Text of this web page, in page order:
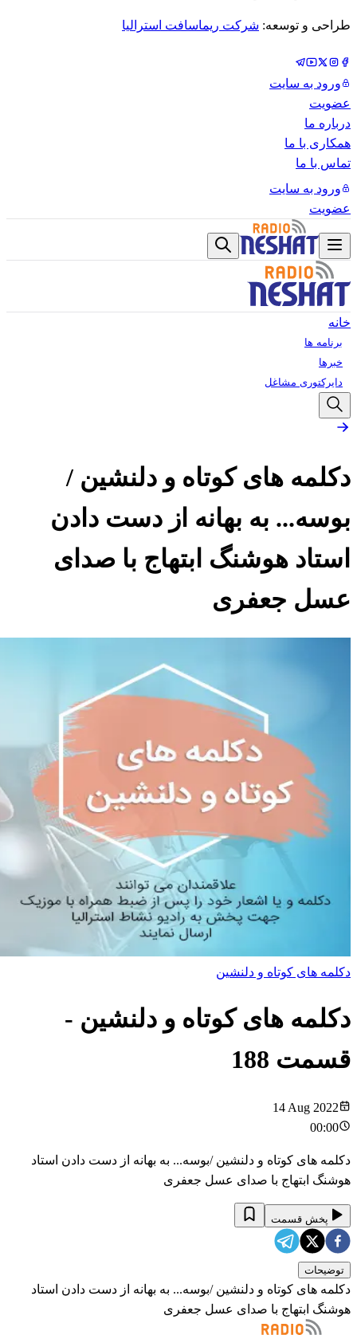
طراحی و توسعه: شرکت ریماسافت استرالیا
ورود به سایت
عضویت
درباره ما
همکاری با ما
تماس با ما
ورود به سایت
عضویت
خانه
برنامه ها
خبرها
دایرکتوری مشاغل
دکلمه های کوتاه و دلنشین /
بوسه... به بهانه از دست دادن
استاد هوشنگ ابتهاج با صدای
عسل جعفری
دکلمه های کوتاه و دلنشین
دکلمه های کوتاه و دلنشین -
قسمت 188
14 Aug 2022
00:00
دکلمه های کوتاه و دلنشین /بوسه... به بهانه از دست دادن استاد
هوشنگ ابتهاج با صدای عسل جعفری
پخش قسمت
توضیحات
دکلمه های کوتاه و دلنشین /بوسه... به بهانه از دست دادن استاد
هوشنگ ابتهاج با صدای عسل جعفری